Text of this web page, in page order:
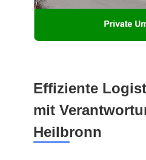
Effiziente
mit
Heilbronn